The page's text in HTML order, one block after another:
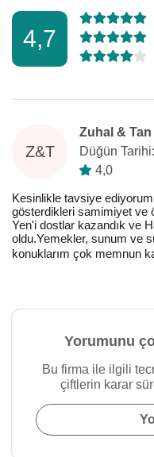
4,7
Z&T
Zuhal & Tan
Düğün
4,0
Kesinlikle tavsiye
gösterdikleri samimiyet ve
Yen'i dostlar kazandık ve
oldu.Yemekler, sunum ve
konuklarım çok memnun
Yorumunu
Bu firma ile ilgili
çiftlerin karar